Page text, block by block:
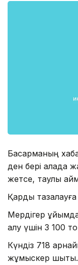
Басқарманың
ден бері қалада
жетсе, таулы
Қарды
Мердігер
алу үшін 3 100
Күндіз 718
жұмыскер шықты.